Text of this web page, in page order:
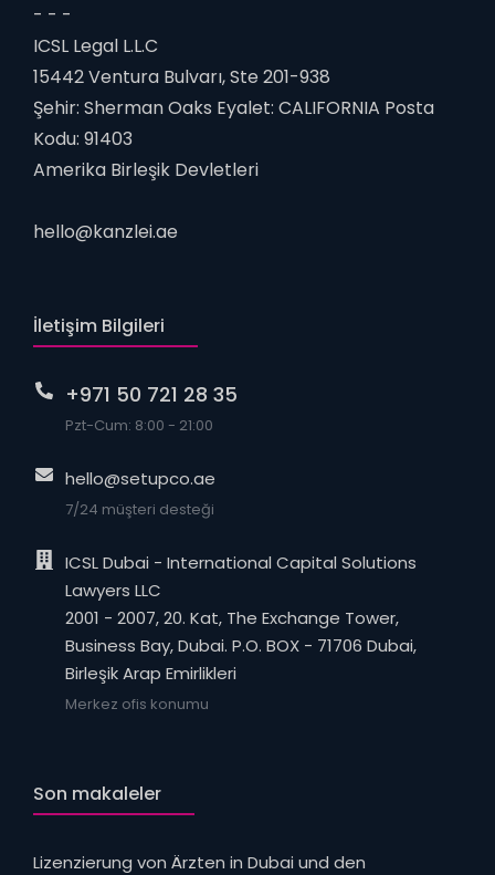
- - -
ICSL Legal L.L.C
15442 Ventura Bulvarı, Ste 201-938
Şehir: Sherman Oaks Eyalet: CALIFORNIA Posta
Kodu: 91403
Amerika Birleşik Devletleri
hello@kanzlei.ae
İletişim Bilgileri
+971 50 721 28 35
Pzt-Cum: 8:00 - 21:00
hello@setupco.ae
7/24 müşteri desteği
ICSL Dubai - International Capital Solutions
Lawyers LLC
2001 - 2007, 20. Kat, The Exchange Tower,
Business Bay, Dubai. P.O. BOX - 71706 Dubai,
Birleşik Arap Emirlikleri
Merkez ofis konumu
Son makaleler
Lizenzierung von Ärzten in Dubai und den